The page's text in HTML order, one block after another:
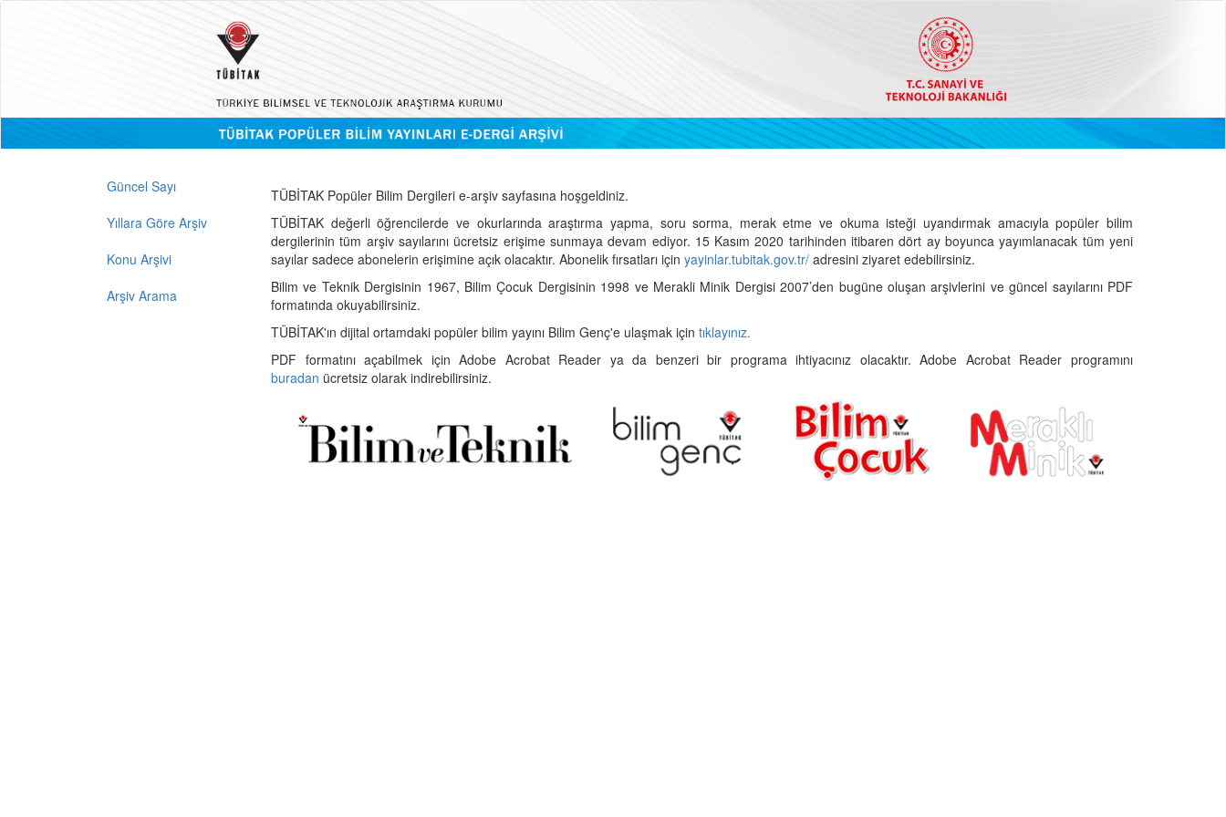
Güncel Sayı
Yıllara Göre Arşiv
Konu Arşivi
Arşiv Arama
TÜBİTAK Popüler Bilim Dergileri e-arşiv sayfasına hoşgeldiniz.
TÜBİTAK değerli öğrencilerde ve okurlarında araştırma yapma, soru sorma, merak etme ve okuma isteği uyandırmak amacıyla popüler bilim
dergilerinin tüm arşiv sayılarını ücretsiz erişime sunmaya devam ediyor. 15 Kasım 2020 tarihinden itibaren dört ay boyunca yayımlanacak tüm yeni
sayılar sadece abonelerin erişimine açık olacaktır. Abonelik fırsatları için yayinlar.tubitak.gov.tr/ adresini ziyaret edebilirsiniz.
Bilim ve Teknik Dergisinin 1967, Bilim Çocuk Dergisinin 1998 ve Merakli Minik Dergisi 2007’den bugüne oluşan arşivlerini ve güncel sayılarını PDF
formatında okuyabilirsiniz.
TÜBİTAK'ın dijital ortamdaki popüler bilim yayını Bilim Genç'e ulaşmak için tıklayınız.
PDF formatını açabilmek için Adobe Acrobat Reader ya da benzeri bir programa ihtiyacınız olacaktır. Adobe Acrobat Reader programını
buradan ücretsiz olarak indirebilirsiniz.